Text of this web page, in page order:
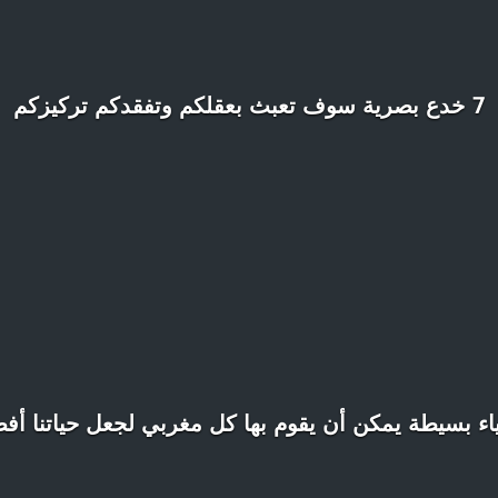
7 خدع بصرية سوف تعبث بعقلكم وتفقدكم تركيزكم
بسيطة يمكن أن يقوم بها كل مغربي لجعل حياتنا